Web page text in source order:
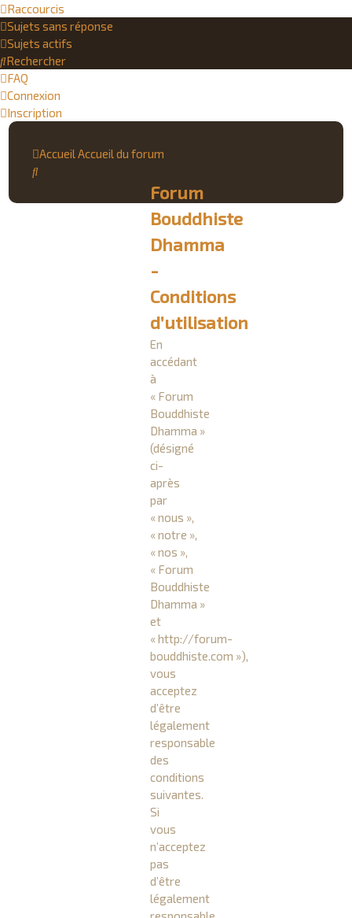
Raccourcis
Sujets sans réponse
Sujets actifs
Rechercher
FAQ
Connexion
Inscription
AccueilAccueil du forum
Forum
Bouddhiste
Dhamma
-
Conditions
d’utilisation
En
accédant
à
« Forum
Bouddhiste
Dhamma »
(désigné
ci-
après
par
« nous »,
« notre »,
« nos »,
« Forum
Bouddhiste
Dhamma »
et
« http://forum-
bouddhiste.com »),
vous
acceptez
d’être
légalement
responsable
des
conditions
suivantes.
Si
vous
n’acceptez
pas
d’être
légalement